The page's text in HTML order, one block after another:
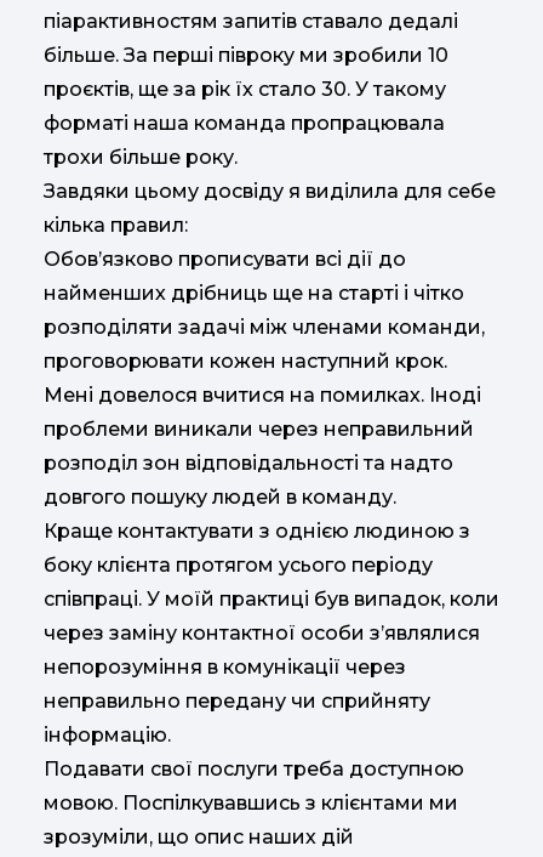
піарактивностям запитів ставало дедалі
більше. За перші півроку ми зробили 10
проєктів, ще за рік їх стало 30. У такому
форматі наша команда пропрацювала
трохи більше року.
Завдяки цьому досвіду я виділила для себе
кілька правил:
Обов’язково прописувати всі дії до
найменших дрібниць ще на старті і чітко
розподіляти задачі між членами команди,
проговорювати кожен наступний крок.
Мені довелося вчитися на помилках. Іноді
проблеми виникали через неправильний
розподіл зон відповідальності та надто
довгого пошуку людей в команду.
Краще контактувати з однією людиною з
боку клієнта протягом усього періоду
співпраці. У моїй практиці був випадок, коли
через заміну контактної особи з’являлися
непорозуміння в комунікації через
неправильно передану чи сприйняту
інформацію.
Подавати свої послуги треба доступною
мовою. Поспілкувавшись з клієнтами ми
зрозуміли, що опис наших дій